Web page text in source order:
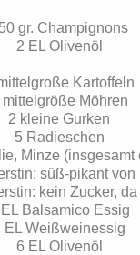
gr. Champignons
2 EL Olivenöl
Kartoffeln
mittelgröße Möhren
2 kleine Gurken
5 Radieschen
Minze
süß-pikant von
kein Zucker,
Balsamico Essig
EL Weißweinessig
6 EL Olivenöl